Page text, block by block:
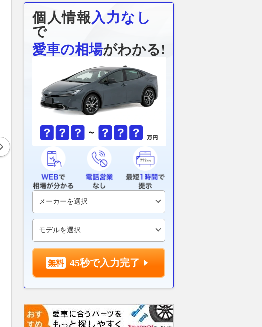
価格は約20億超えへ ブガッテ
ィ新型『デストリエ』初公開
車高わずか1mのW16ハイパー
カー 「史上最も美しいクル
マ」へのオマージュ
トヨタがフルモデルチェンジを
９年周期へ！ 長寿命化はユー
ザーメリットも大きいが開発側
の難易度も高い!!
個人情報 入力なし
で
愛車の相場がわかる!
45秒で入力完了